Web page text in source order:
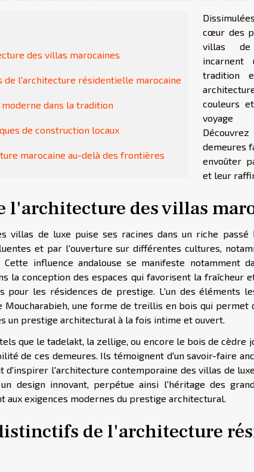
des villas marocaines
de l'architecture résidentielle marocaine
dans la tradition
de construction locaux
marocaine au-delà des frontières
cœur des
villas de
incarnent
tradition
couleurs
voyage
demeures
envoûter
et leur
l'architecture des villas
villas de luxe puise ses racines dans un riche passé
et par l'ouverture sur différentes cultures,
influence andalouse se manifeste notamment
la conception des espaces qui favorisent la fraîcheur
pour les résidences de prestige. L'un des éléments
une forme de treillis en bois qui permet
un prestige architectural à la fois intime et ouvert.
que le tadelakt, la zellige, ou encore le bois de cèdre
de ces demeures. Ils témoignent d'un savoir-faire
d'inspirer l'architecture contemporaine des villas de
design innovant, perpétue ainsi l'héritage des
aux exigences modernes du prestige architectural.
de l'architecture